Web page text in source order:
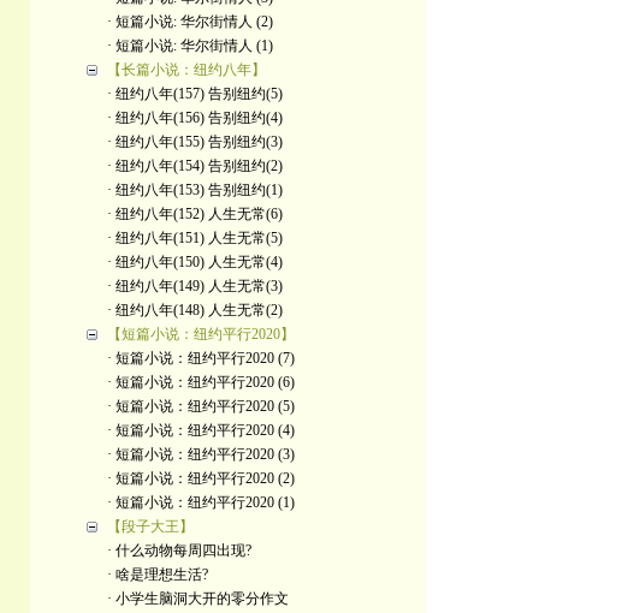
· 短篇小说: 华尔街情人 (2)
· 短篇小说: 华尔街情人 (1)
【长篇小说：纽约八年】
· 纽约八年(157) 告别纽约(5)
· 纽约八年(156) 告别纽约(4)
· 纽约八年(155) 告别纽约(3)
· 纽约八年(154) 告别纽约(2)
· 纽约八年(153) 告别纽约(1)
· 纽约八年(152) 人生无常(6)
· 纽约八年(151) 人生无常(5)
· 纽约八年(150) 人生无常(4)
· 纽约八年(149) 人生无常(3)
· 纽约八年(148) 人生无常(2)
【短篇小说：纽约平行2020】
· 短篇小说：纽约平行2020 (7)
· 短篇小说：纽约平行2020 (6)
· 短篇小说：纽约平行2020 (5)
· 短篇小说：纽约平行2020 (4)
· 短篇小说：纽约平行2020 (3)
· 短篇小说：纽约平行2020 (2)
· 短篇小说：纽约平行2020 (1)
【段子大王】
· 什么动物每周四出现?
· 啥是理想生活?
· 小学生脑洞大开的零分作文